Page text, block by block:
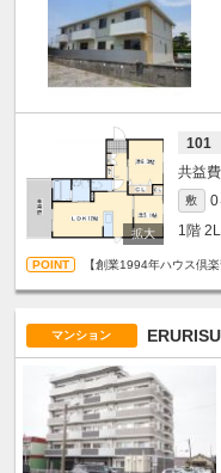
101
敷 0
1階
【創業1994年ハウス倶
マンション